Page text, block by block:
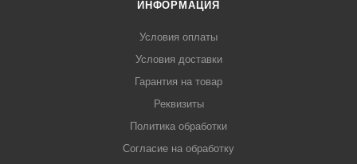
ИНФОРМАЦИЯ
Условия оплаты
Условия доставки
Гарантия на товар
Реквизиты
Политика обработки
Согласие на обработку